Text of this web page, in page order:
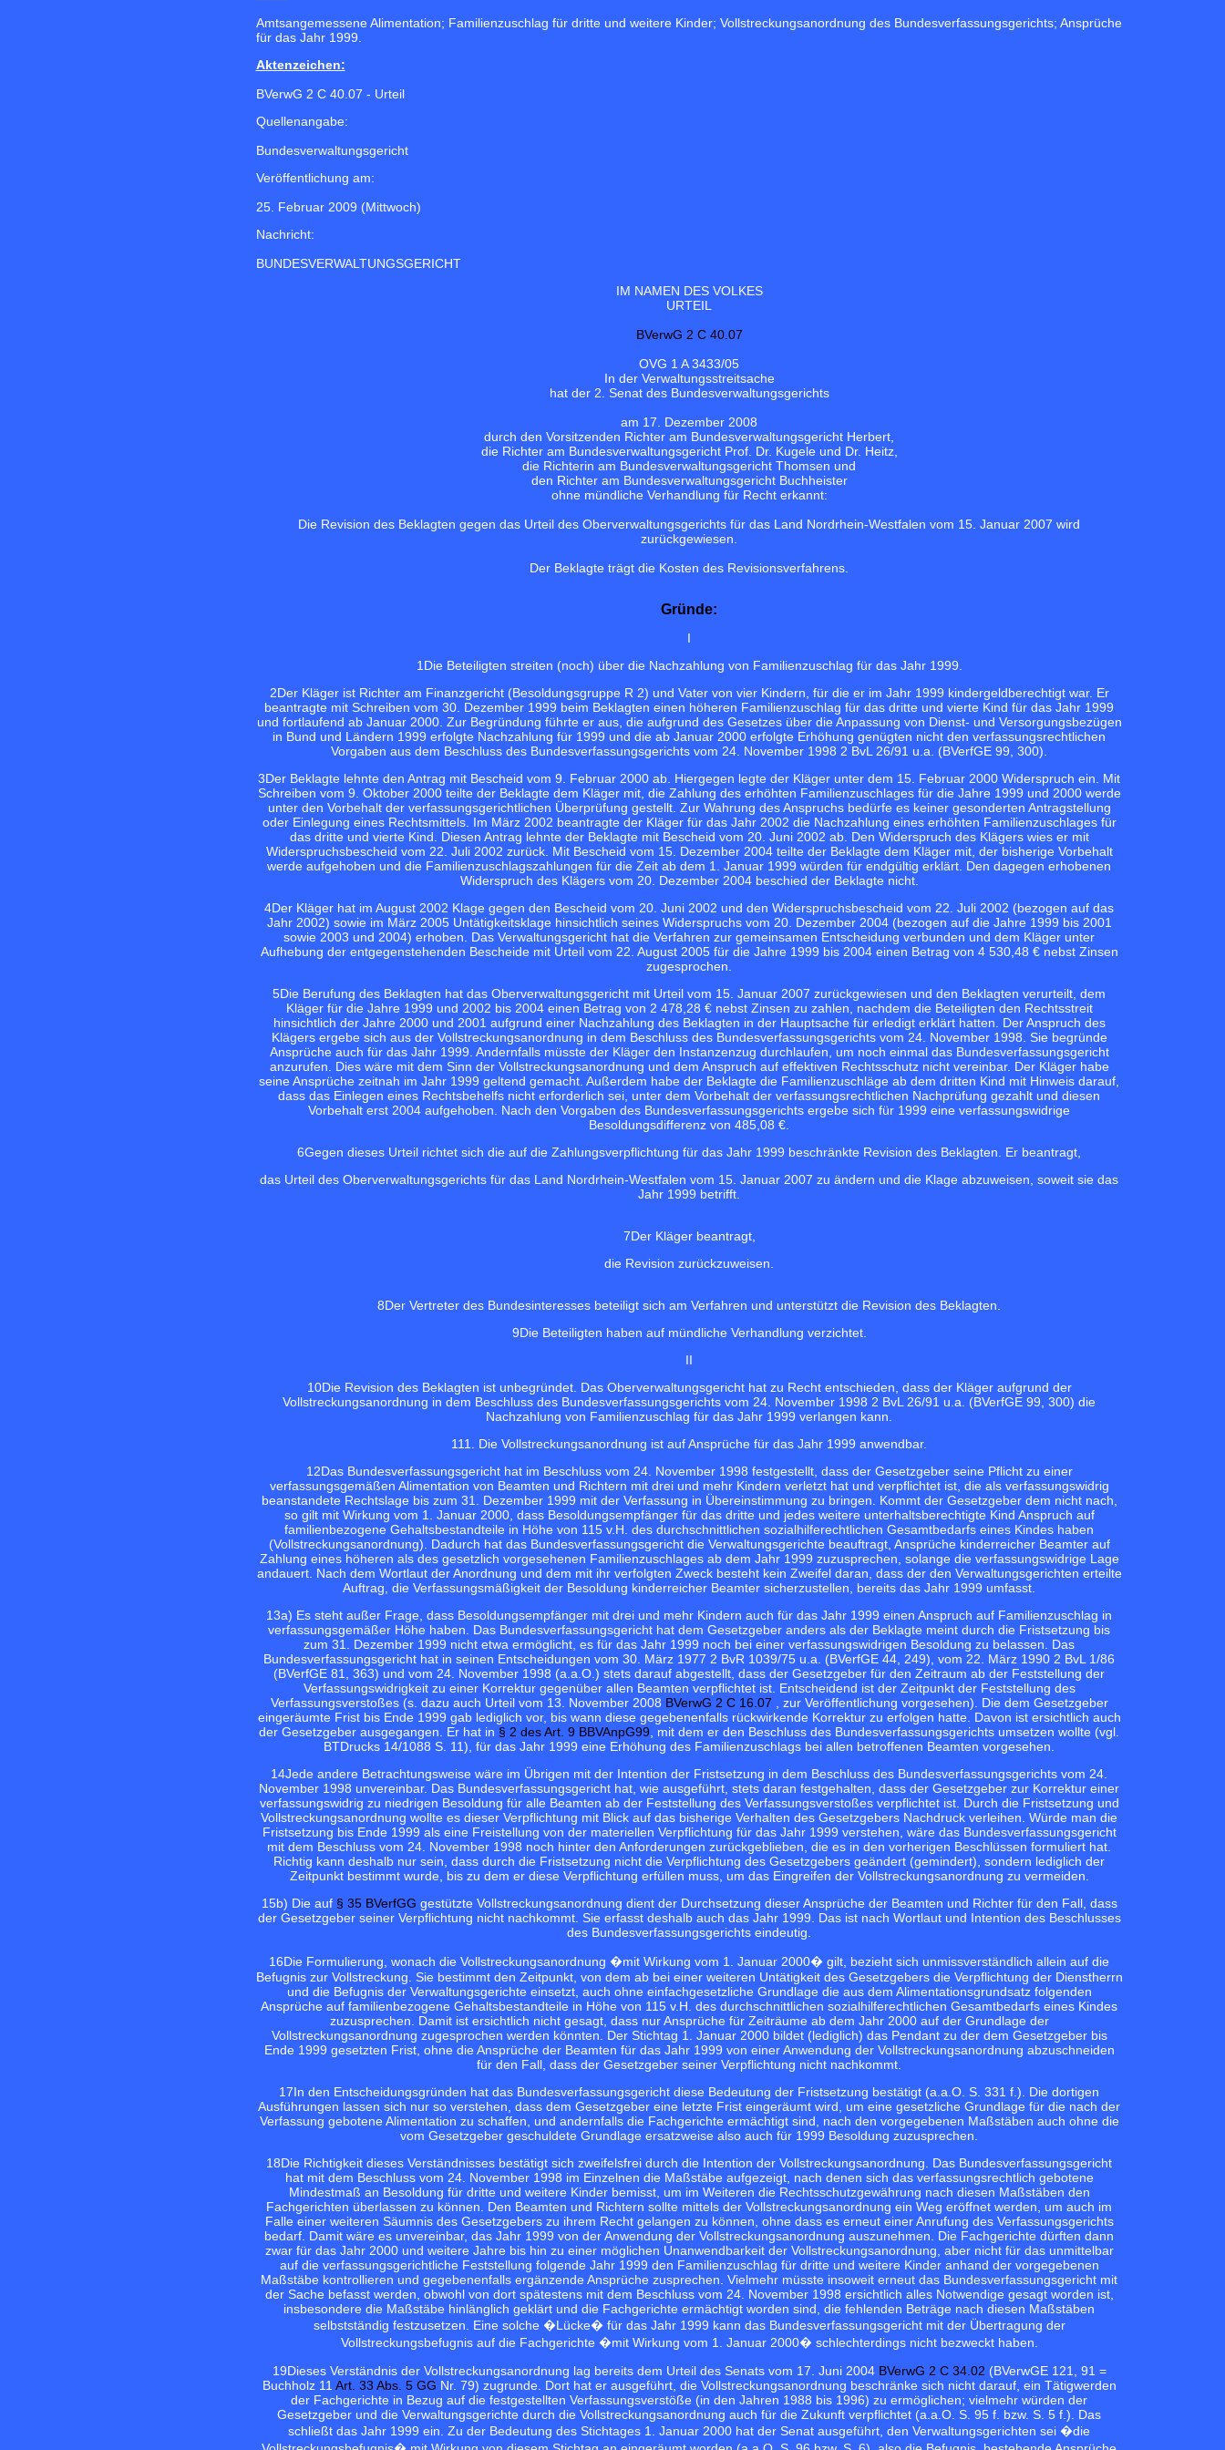
Amtsangemessene Alimentation; Familienzuschlag für dritte und weitere Kinder; Vollstreckungsanordnung des Bundesverfassungsgerichts; Ansprüche
für das Jahr 1999.
Aktenzeichen:
BVerwG 2 C 40.07 - Urteil
Quellenangabe:
Bundesverwaltungsgericht
Veröffentlichung am:
25. Februar 2009 (Mittwoch)
Nachricht:
BUNDESVERWALTUNGSGERICHT
IM NAMEN DES VOLKES
URTEIL
BVerwG 2 C 40.07
OVG 1 A 3433/05
In der Verwaltungsstreitsache
hat der 2. Senat des Bundesverwaltungsgerichts
am 17. Dezember 2008
durch den Vorsitzenden Richter am Bundesverwaltungsgericht Herbert,
die Richter am Bundesverwaltungsgericht Prof. Dr. Kugele und Dr. Heitz,
die Richterin am Bundesverwaltungsgericht Thomsen und
den Richter am Bundesverwaltungsgericht Buchheister
ohne mündliche Verhandlung für Recht erkannt:
Die Revision des Beklagten gegen das Urteil des Oberverwaltungsgerichts für das Land Nordrhein-Westfalen vom 15. Januar 2007 wird
zurückgewiesen.
Der Beklagte trägt die Kosten des Revisionsverfahrens.
Gründe:
I
1 Die Beteiligten streiten (noch) über die Nachzahlung von Familienzuschlag für das Jahr 1999.
2Der Kläger ist Richter am Finanzgericht (Besoldungsgruppe R 2) und Vater von vier Kindern, für die er im Jahr 1999 kindergeldberechtigt war. Er
beantragte mit Schreiben vom 30. Dezember 1999 beim Beklagten einen höheren Familienzuschlag für das dritte und vierte Kind für das Jahr 1999
und fortlaufend ab Januar 2000. Zur Begründung führte er aus, die aufgrund des Gesetzes über die Anpassung von Dienst- und Versorgungsbezügen
in Bund und Ländern 1999 erfolgte Nachzahlung für 1999 und die ab Januar 2000 erfolgte Erhöhung genügten nicht den verfassungsrechtlichen
Vorgaben aus dem Beschluss des Bundesverfassungsgerichts vom 24. November 1998 2 BvL 26/91 u.a. (BVerfGE 99, 300).
3Der Beklagte lehnte den Antrag mit Bescheid vom 9. Februar 2000 ab. Hiergegen legte der Kläger unter dem 15. Februar 2000 Widerspruch ein. Mit
Schreiben vom 9. Oktober 2000 teilte der Beklagte dem Kläger mit, die Zahlung des erhöhten Familienzuschlages für die Jahre 1999 und 2000 werde
unter den Vorbehalt der verfassungsgerichtlichen Überprüfung gestellt. Zur Wahrung des Anspruchs bedürfe es keiner gesonderten Antragstellung
oder Einlegung eines Rechtsmittels. Im März 2002 beantragte der Kläger für das Jahr 2002 die Nachzahlung eines erhöhten Familienzuschlages für
das dritte und vierte Kind. Diesen Antrag lehnte der Beklagte mit Bescheid vom 20. Juni 2002 ab. Den Widerspruch des Klägers wies er mit
Widerspruchsbescheid vom 22. Juli 2002 zurück. Mit Bescheid vom 15. Dezember 2004 teilte der Beklagte dem Kläger mit, der bisherige Vorbehalt
werde aufgehoben und die Familienzuschlagszahlungen für die Zeit ab dem 1. Januar 1999 würden für endgültig erklärt. Den dagegen erhobenen
Widerspruch des Klägers vom 20. Dezember 2004 beschied der Beklagte nicht.
4Der Kläger hat im August 2002 Klage gegen den Bescheid vom 20. Juni 2002 und den Widerspruchsbescheid vom 22. Juli 2002 (bezogen auf das
Jahr 2002) sowie im März 2005 Untätigkeitsklage hinsichtlich seines Widerspruchs vom 20. Dezember 2004 (bezogen auf die Jahre 1999 bis 2001
sowie 2003 und 2004) erhoben. Das Verwaltungsgericht hat die Verfahren zur gemeinsamen Entscheidung verbunden und dem Kläger unter
Aufhebung der entgegenstehenden Bescheide mit Urteil vom 22. August 2005 für die Jahre 1999 bis 2004 einen Betrag von 4 530,48 € nebst Zinsen
zugesprochen.
5Die Berufung des Beklagten hat das Oberverwaltungsgericht mit Urteil vom 15. Januar 2007 zurückgewiesen und den Beklagten verurteilt, dem
Kläger für die Jahre 1999 und 2002 bis 2004 einen Betrag von 2 478,28 € nebst Zinsen zu zahlen, nachdem die Beteiligten den Rechtsstreit
hinsichtlich der Jahre 2000 und 2001 aufgrund einer Nachzahlung des Beklagten in der Hauptsache für erledigt erklärt hatten. Der Anspruch des
Klägers ergebe sich aus der Vollstreckungsanordnung in dem Beschluss des Bundesverfassungsgerichts vom 24. November 1998. Sie begründe
Ansprüche auch für das Jahr 1999. Andernfalls müsste der Kläger den Instanzenzug durchlaufen, um noch einmal das Bundesverfassungsgericht
anzurufen. Dies wäre mit dem Sinn der Vollstreckungsanordnung und dem Anspruch auf effektiven Rechtsschutz nicht vereinbar. Der Kläger habe
seine Ansprüche zeitnah im Jahr 1999 geltend gemacht. Außerdem habe der Beklagte die Familienzuschläge ab dem dritten Kind mit Hinweis darauf,
dass das Einlegen eines Rechtsbehelfs nicht erforderlich sei, unter dem Vorbehalt der verfassungsrechtlichen Nachprüfung gezahlt und diesen
Vorbehalt erst 2004 aufgehoben. Nach den Vorgaben des Bundesverfassungsgerichts ergebe sich für 1999 eine verfassungswidrige
Besoldungsdifferenz von 485,08 €.
6Gegen dieses Urteil richtet sich die auf die Zahlungsverpflichtung für das Jahr 1999 beschränkte Revision des Beklagten. Er beantragt,
das Urteil des Oberverwaltungsgerichts für das Land Nordrhein-Westfalen vom 15. Januar 2007 zu ändern und die Klage abzuweisen, soweit sie das
Jahr 1999 betrifft.
7Der Kläger beantragt,
die Revision zurückzuweisen.
8Der Vertreter des Bundesinteresses beteiligt sich am Verfahren und unterstützt die Revision des Beklagten.
9Die Beteiligten haben auf mündliche Verhandlung verzichtet.
II
10Die Revision des Beklagten ist unbegründet. Das Oberverwaltungsgericht hat zu Recht entschieden, dass der Kläger aufgrund der
Vollstreckungsanordnung in dem Beschluss des Bundesverfassungsgerichts vom 24. November 1998 2 BvL 26/91 u.a. (BVerfGE 99, 300) die
Nachzahlung von Familienzuschlag für das Jahr 1999 verlangen kann.
111. Die Vollstreckungsanordnung ist auf Ansprüche für das Jahr 1999 anwendbar.
12Das Bundesverfassungsgericht hat im Beschluss vom 24. November 1998 festgestellt, dass der Gesetzgeber seine Pflicht zu einer
verfassungsgemäßen Alimentation von Beamten und Richtern mit drei und mehr Kindern verletzt hat und verpflichtet ist, die als verfassungswidrig
beanstandete Rechtslage bis zum 31. Dezember 1999 mit der Verfassung in Übereinstimmung zu bringen. Kommt der Gesetzgeber dem nicht nach,
so gilt mit Wirkung vom 1. Januar 2000, dass Besoldungsempfänger für das dritte und jedes weitere unterhaltsberechtigte Kind Anspruch auf
familienbezogene Gehaltsbestandteile in Höhe von 115 v.H. des durchschnittlichen sozialhilferechtlichen Gesamtbedarfs eines Kindes haben
(Vollstreckungsanordnung). Dadurch hat das Bundesverfassungsgericht die Verwaltungsgerichte beauftragt, Ansprüche kinderreicher Beamter auf
Zahlung eines höheren als des gesetzlich vorgesehenen Familienzuschlages ab dem Jahr 1999 zuzusprechen, solange die verfassungswidrige Lage
andauert. Nach dem Wortlaut der Anordnung und dem mit ihr verfolgten Zweck besteht kein Zweifel daran, dass der den Verwaltungsgerichten erteilte
Auftrag, die Verfassungsmäßigkeit der Besoldung kinderreicher Beamter sicherzustellen, bereits das Jahr 1999 umfasst.
13a) Es steht außer Frage, dass Besoldungsempfänger mit drei und mehr Kindern auch für das Jahr 1999 einen Anspruch auf Familienzuschlag in
verfassungsgemäßer Höhe haben. Das Bundesverfassungsgericht hat dem Gesetzgeber anders als der Beklagte meint durch die Fristsetzung bis
zum 31. Dezember 1999 nicht etwa ermöglicht, es für das Jahr 1999 noch bei einer verfassungswidrigen Besoldung zu belassen. Das
Bundesverfassungsgericht hat in seinen Entscheidungen vom 30. März 1977 2 BvR 1039/75 u.a. (BVerfGE 44, 249), vom 22. März 1990 2 BvL 1/86
(BVerfGE 81, 363) und vom 24. November 1998 (a.a.O.) stets darauf abgestellt, dass der Gesetzgeber für den Zeitraum ab der Feststellung der
Verfassungswidrigkeit zu einer Korrektur gegenüber allen Beamten verpflichtet ist. Entscheidend ist der Zeitpunkt der Feststellung des
Verfassungsverstoßes (s. dazu auch Urteil vom 13. November 2008 BVerwG 2 C 16.07 , zur Veröffentlichung vorgesehen). Die dem Gesetzgeber
eingeräumte Frist bis Ende 1999 gab lediglich vor, bis wann diese gegebenenfalls rückwirkende Korrektur zu erfolgen hatte. Davon ist ersichtlich auch
der Gesetzgeber ausgegangen. Er hat in § 2 des Art. 9 BBVAnpG99 , mit dem er den Beschluss des Bundesverfassungsgerichts umsetzen wollte (vgl.
BTDrucks 14/1088 S. 11), für das Jahr 1999 eine Erhöhung des Familienzuschlags bei allen betroffenen Beamten vorgesehen.
14Jede andere Betrachtungsweise wäre im Übrigen mit der Intention der Fristsetzung in dem Beschluss des Bundesverfassungsgerichts vom 24.
November 1998 unvereinbar. Das Bundesverfassungsgericht hat, wie ausgeführt, stets daran festgehalten, dass der Gesetzgeber zur Korrektur einer
verfassungswidrig zu niedrigen Besoldung für alle Beamten ab der Feststellung des Verfassungsverstoßes verpflichtet ist. Durch die Fristsetzung und
Vollstreckungsanordnung wollte es dieser Verpflichtung mit Blick auf das bisherige Verhalten des Gesetzgebers Nachdruck verleihen. Würde man die
Fristsetzung bis Ende 1999 als eine Freistellung von der materiellen Verpflichtung für das Jahr 1999 verstehen, wäre das Bundesverfassungsgericht
mit dem Beschluss vom 24. November 1998 noch hinter den Anforderungen zurückgeblieben, die es in den vorherigen Beschlüssen formuliert hat.
Richtig kann deshalb nur sein, dass durch die Fristsetzung nicht die Verpflichtung des Gesetzgebers geändert (gemindert), sondern lediglich der
Zeitpunkt bestimmt wurde, bis zu dem er diese Verpflichtung erfüllen muss, um das Eingreifen der Vollstreckungsanordnung zu vermeiden.
15b) Die auf § 35 BVerfGG gestützte Vollstreckungsanordnung dient der Durchsetzung dieser Ansprüche der Beamten und Richter für den Fall, dass
der Gesetzgeber seiner Verpflichtung nicht nachkommt. Sie erfasst deshalb auch das Jahr 1999. Das ist nach Wortlaut und Intention des Beschlusses
des Bundesverfassungsgerichts eindeutig.
16Die Formulierung, wonach die Vollstreckungsanordnung �mit Wirkung vom 1. Januar 2000� gilt, bezieht sich unmissverständlich allein auf die
Befugnis zur Vollstreckung. Sie bestimmt den Zeitpunkt, von dem ab bei einer weiteren Untätigkeit des Gesetzgebers die Verpflichtung der Dienstherrn
und die Befugnis der Verwaltungsgerichte einsetzt, auch ohne einfachgesetzliche Grundlage die aus dem Alimentationsgrundsatz folgenden
Ansprüche auf familienbezogene Gehaltsbestandteile in Höhe von 115 v.H. des durchschnittlichen sozialhilferechtlichen Gesamtbedarfs eines Kindes
zuzusprechen. Damit ist ersichtlich nicht gesagt, dass nur Ansprüche für Zeiträume ab dem Jahr 2000 auf der Grundlage der
Vollstreckungsanordnung zugesprochen werden könnten. Der Stichtag 1. Januar 2000 bildet (lediglich) das Pendant zu der dem Gesetzgeber bis
Ende 1999 gesetzten Frist, ohne die Ansprüche der Beamten für das Jahr 1999 von einer Anwendung der Vollstreckungsanordnung abzuschneiden
für den Fall, dass der Gesetzgeber seiner Verpflichtung nicht nachkommt.
17In den Entscheidungsgründen hat das Bundesverfassungsgericht diese Bedeutung der Fristsetzung bestätigt (a.a.O. S. 331 f.). Die dortigen
Ausführungen lassen sich nur so verstehen, dass dem Gesetzgeber eine letzte Frist eingeräumt wird, um eine gesetzliche Grundlage für die nach der
Verfassung gebotene Alimentation zu schaffen, und andernfalls die Fachgerichte ermächtigt sind, nach den vorgegebenen Maßstäben auch ohne die
vom Gesetzgeber geschuldete Grundlage ersatzweise also auch für 1999 Besoldung zuzusprechen.
18Die Richtigkeit dieses Verständnisses bestätigt sich zweifelsfrei durch die Intention der Vollstreckungsanordnung. Das Bundesverfassungsgericht
hat mit dem Beschluss vom 24. November 1998 im Einzelnen die Maßstäbe aufgezeigt, nach denen sich das verfassungsrechtlich gebotene
Mindestmaß an Besoldung für dritte und weitere Kinder bemisst, um im Weiteren die Rechtsschutzgewährung nach diesen Maßstäben den
Fachgerichten überlassen zu können. Den Beamten und Richtern sollte mittels der Vollstreckungsanordnung ein Weg eröffnet werden, um auch im
Falle einer weiteren Säumnis des Gesetzgebers zu ihrem Recht gelangen zu können, ohne dass es erneut einer Anrufung des Verfassungsgerichts
bedarf. Damit wäre es unvereinbar, das Jahr 1999 von der Anwendung der Vollstreckungsanordnung auszunehmen. Die Fachgerichte dürften dann
zwar für das Jahr 2000 und weitere Jahre bis hin zu einer möglichen Unanwendbarkeit der Vollstreckungsanordnung, aber nicht für das unmittelbar
auf die verfassungsgerichtliche Feststellung folgende Jahr 1999 den Familienzuschlag für dritte und weitere Kinder anhand der vorgegebenen
Maßstäbe kontrollieren und gegebenenfalls ergänzende Ansprüche zusprechen. Vielmehr müsste insoweit erneut das Bundesverfassungsgericht mit
der Sache befasst werden, obwohl von dort spätestens mit dem Beschluss vom 24. November 1998 ersichtlich alles Notwendige gesagt worden ist,
insbesondere die Maßstäbe hinlänglich geklärt und die Fachgerichte ermächtigt worden sind, die fehlenden Beträge nach diesen Maßstäben
selbstständig festzusetzen. Eine solche �Lücke� für das Jahr 1999 kann das Bundesverfassungsgericht mit der Übertragung der
Vollstreckungsbefugnis auf die Fachgerichte �mit Wirkung vom 1. Januar 2000� schlechterdings nicht bezweckt haben.
19Dieses Verständnis der Vollstreckungsanordnung lag bereits dem Urteil des Senats vom 17. Juni 2004 BVerwG 2 C 34.02 (BVerwGE 121, 91 =
Buchholz 11 Art. 33 Abs. 5 GG Nr. 79) zugrunde. Dort hat er ausgeführt, die Vollstreckungsanordnung beschränke sich nicht darauf, ein Tätigwerden
der Fachgerichte in Bezug auf die festgestellten Verfassungsverstöße (in den Jahren 1988 bis 1996) zu ermöglichen; vielmehr würden der
Gesetzgeber und die Verwaltungsgerichte durch die Vollstreckungsanordnung auch für die Zukunft verpflichtet (a.a.O. S. 95 f. bzw. S. 5 f.). Das
schließt das Jahr 1999 ein. Zu der Bedeutung des Stichtages 1. Januar 2000 hat der Senat ausgeführt, den Verwaltungsgerichten sei �die